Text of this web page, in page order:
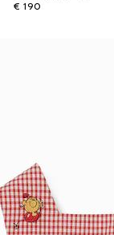
€ 190